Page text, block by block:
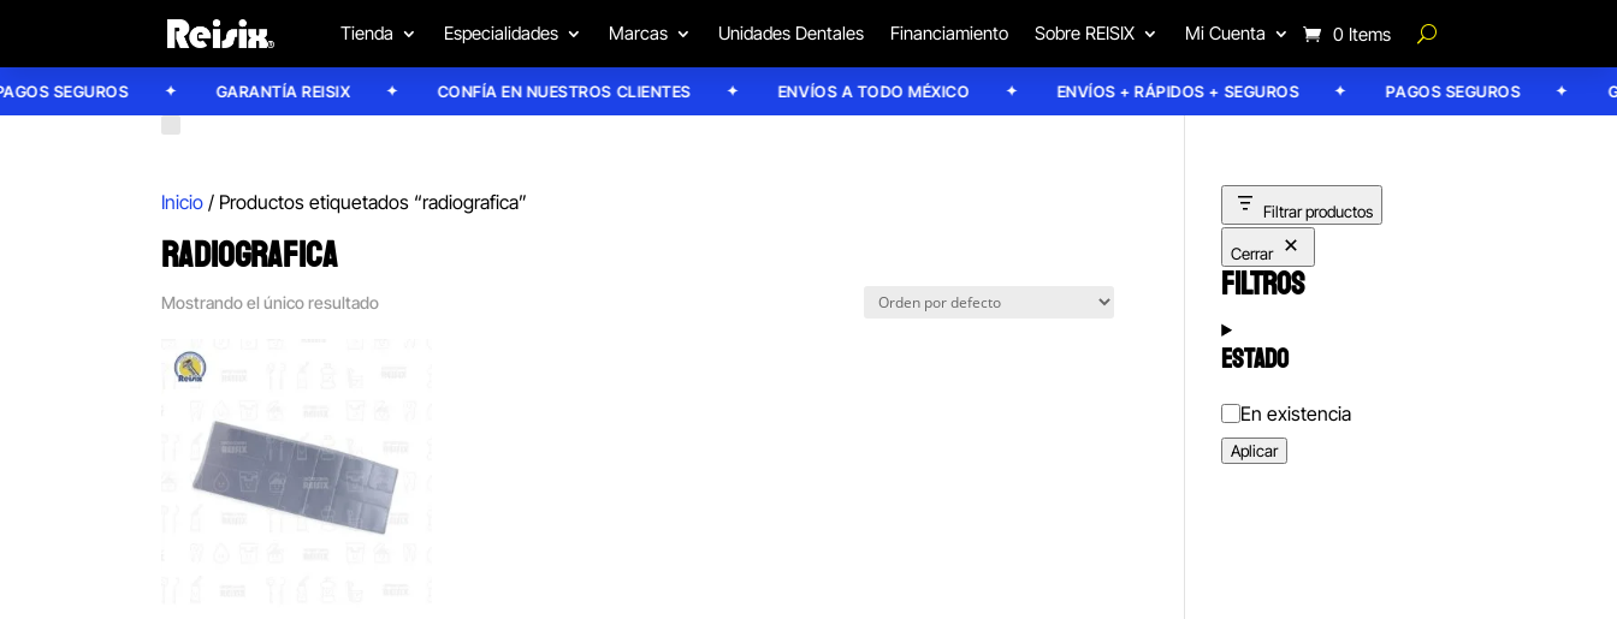
Tienda Especialidades Marcas Unidades Dentales Financiamiento Sobre REISIX Mi Cuenta 0 Items
SEGUROS GARANTÍA REISIX CONFÍA EN NUESTROS CLIENTES ENVÍOS A TODO MÉXICO ENVÍOS + RÁPIDOS + SEGUROS PAGOS SEGUROS
Inicio / Productos etiquetados “radiografica”
RADIOGRAFICA
Mostrando el único resultado
Filtrar productos
Cerrar
FILTROS
ESTADO
Estado
En existencia
Aplicar